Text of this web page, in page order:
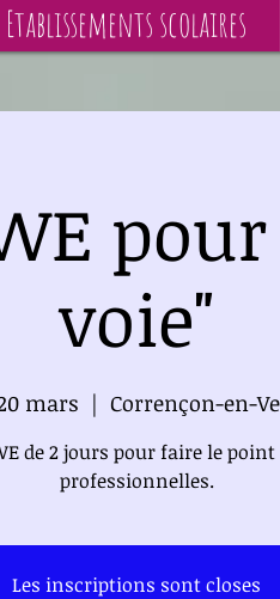
Etablissements scolaires
voie"
mars
  |
Corrençon-en-
de 2 jours pour faire le
professionnelles.
Les inscriptions sont closes